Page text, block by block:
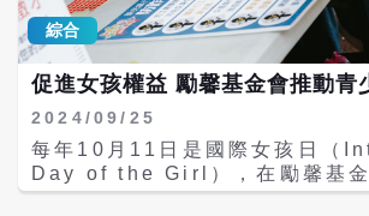
草屯的台灣基督長老教會合作，
行」為主題，深入探討生命中的
與者將運用國美館的數位典藏系
品，連結他們對家鄉、家人及寵
憶，並透過讀畫詩（Ekphrasis
將他們的創意轉化為音樂、圖畫
形式，體驗成為「詩人」與「數
綜合
促進女孩權益 勵馨基金會推動青
2024/09/25
每年10月11日是國際女孩日（
Day of the Girl），在勵馨基金
議下，自2013年起，政府也將